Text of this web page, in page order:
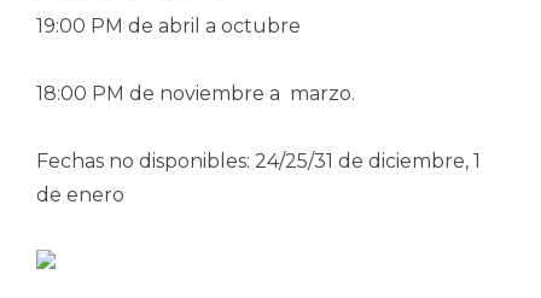
19:00 PM de abril a octubre
18:00 PM de noviembre a marzo.
Fechas no disponibles: 24/25/31 de diciembre, 1
de enero